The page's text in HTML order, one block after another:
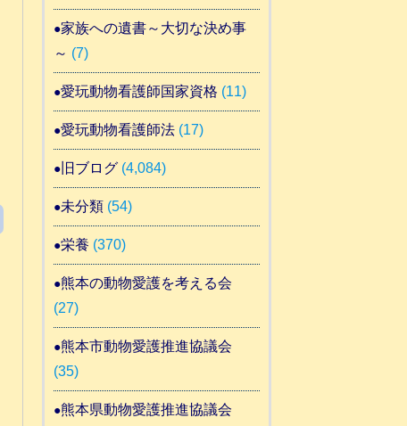
家族への遺書～大切な決め事
～ (7)
愛玩動物看護師国家資格 (11)
愛玩動物看護師法(17)
旧ブログ(4,084)
未分類(54)
栄養 (370)
熊本の動物愛護を考える会
(27)
熊本市動物愛護推進協議会
(35)
熊本県動物愛護推進協議会